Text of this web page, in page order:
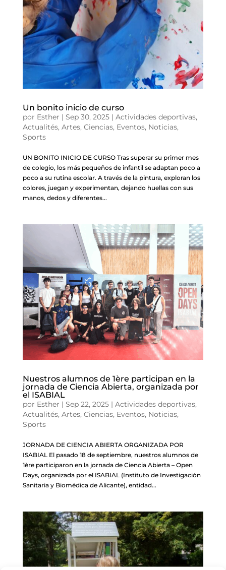
Un bonito inicio de curso
por Esther | Sep 30, 2025| Actividades deportivas,
Actualités, Artes, Ciencias, Eventos, Noticias,
Sports
UN BONITO INICIO DE CURSO Tras superar su primer mes
de colegio, los más pequeños de infantil se adaptan poco a
poco a su rutina escolar. A través de la pintura, exploran los
colores, juegan y experimentan, dejando huellas con sus
manos, dedos y diferentes...
Nuestros alumnos de 1ère participan en la
jornada de Ciencia Abierta, organizada por
el ISABIAL
por Esther | Sep 22, 2025| Actividades deportivas,
Actualités, Artes, Ciencias, Eventos, Noticias,
Sports
JORNADA DE CIENCIA ABIERTA ORGANIZADA POR
ISABIAL El pasado 18 de septiembre, nuestros alumnos de
1ère participaron en la jornada de Ciencia Abierta – Open
Days, organizada por el ISABIAL (Instituto de Investigación
Sanitaria y Biomédica de Alicante), entidad...